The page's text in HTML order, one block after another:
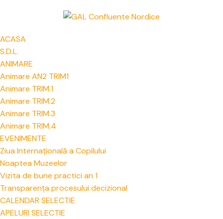
ACASA
S.D.L.
ANIMARE
Animare AN2 TRIM1
Animare TRIM.1
Animare TRIM.2
Animare TRIM.3
Animare TRIM.4
EVENIMENTE
Ziua Internațională a Copilului
Noaptea Muzeelor
Vizita de bune practici an 1
Transparența procesului decizional
CALENDAR SELECTIE
APELURI SELECTIE